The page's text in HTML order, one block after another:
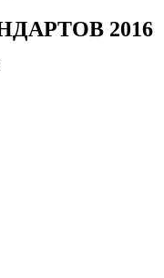
2016